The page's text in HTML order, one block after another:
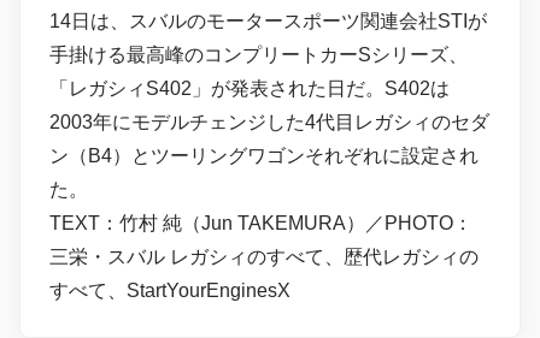
14日は、スバルのモータースポーツ関連会社STIが
手掛ける最高峰のコンプリートカーSシリーズ、
「レガシィS402」が発表された日だ。S402は
2003年にモデルチェンジした4代目レガシィのセダ
ン（B4）とツーリングワゴンそれぞれに設定され
た。
TEXT：竹村 純（Jun TAKEMURA）／PHOTO：
三栄・スバル レガシィのすべて、歴代レガシィの
すべて、StartYourEnginesX